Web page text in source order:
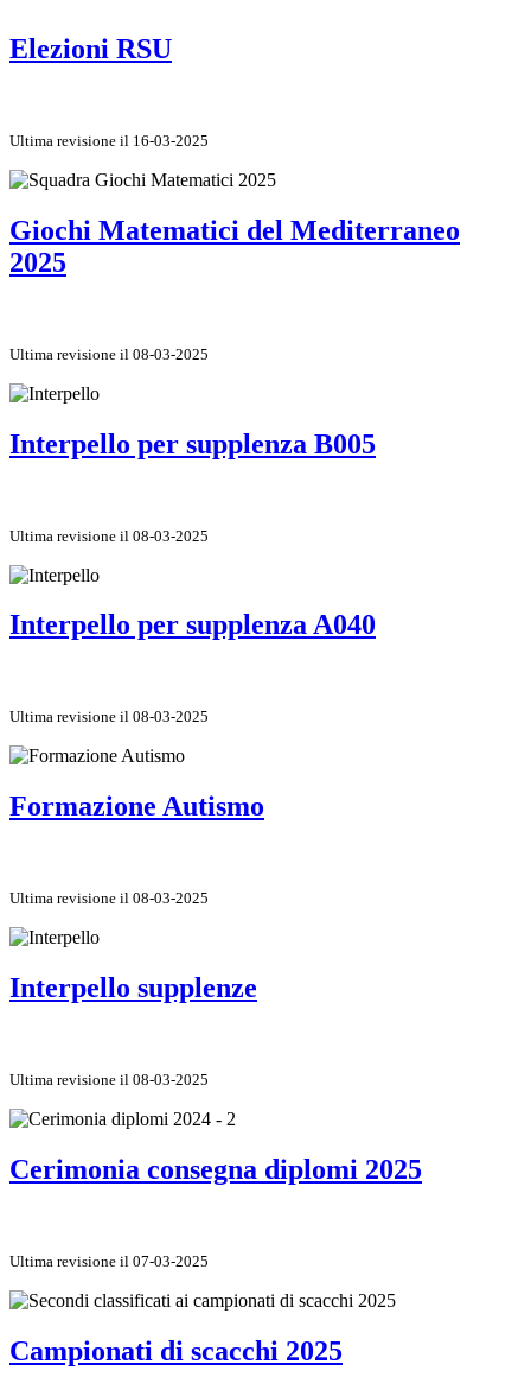
Elezioni RSU
Ultima revisione il 16-03-2025
Giochi Matematici del Mediterraneo
2025
Ultima revisione il 08-03-2025
Interpello per supplenza B005
Ultima revisione il 08-03-2025
Interpello per supplenza A040
Ultima revisione il 08-03-2025
Formazione Autismo
Ultima revisione il 08-03-2025
Interpello supplenze
Ultima revisione il 08-03-2025
Cerimonia consegna diplomi 2025
Ultima revisione il 07-03-2025
Campionati di scacchi 2025